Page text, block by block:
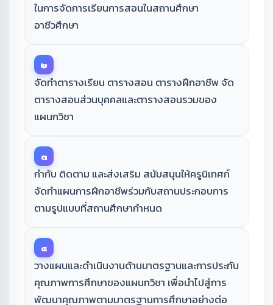
ในการจัดการเรียนการสอนในสถานศึกษา
อาชีวศึกษา
๒
จัดทำตารางเรียน ตารางสอน ตารางฝึกอาชีพ จัด
ตารางสอนส่วนบุคคลและตารางสอนรวมของ
แผนกวิชา
๓
กำกับ ติดตาม และส่งเสริม สนับสนุนให้ครูนิเทศก์
จัดทำแผนการฝึกอาชีพร่วมกับสถานประกอบการ
ตามรูปแบบที่สถานศึกษากำหนด
๔
วางแผนและดำเนินงานด้านมาตรฐานและการประกัน
คุณภาพการศึกษาของแผนกวิชา เพื่อนำไปสู่การ
พัฒนาคุณภาพตามมาตรฐานการศึกษาอย่างต่อ